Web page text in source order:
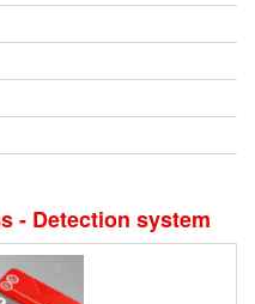
- Detection system